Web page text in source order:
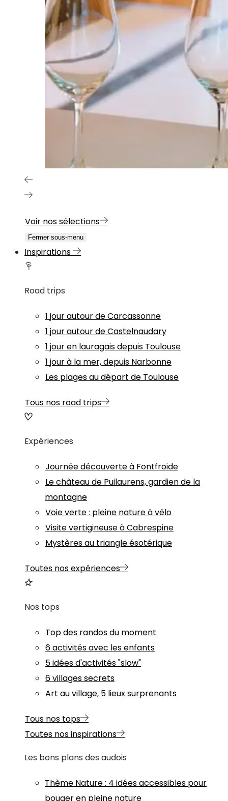
Voir nos sélections
Fermer sous-menu
Inspirations
Road trips
1 jour autour de Carcassonne
1 jour autour de Castelnaudary
1 jour en lauragais depuis Toulouse
1 jour à la mer, depuis Narbonne
Les plages au départ de Toulouse
Tous nos road trips
Expériences
Journée découverte à Fontfroide
Le château de Puilaurens, gardien de la
montagne
Voie verte : pleine nature à vélo
Visite vertigineuse à Cabrespine
Mystères au triangle ésotérique
Toutes nos expériences
Nos tops
Top des randos du moment
6 activités avec les enfants
5 idées d'activités "slow"
6 villages secrets
Art au village, 5 lieux surprenants
Tous nos tops
Toutes nos inspirations
Les bons plans des audois
Thème Nature: 4 idées accessibles pour
bouger en pleine nature